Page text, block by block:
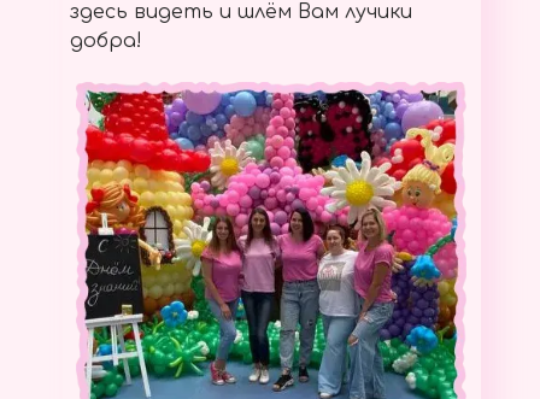
здесь видеть и шлём Вам лучики
добра!